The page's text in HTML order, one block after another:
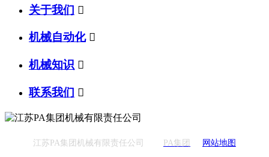
关于我们 
机械自动化 
机械知识 
联系我们 
江苏PA集团机械有限责任公司 PA集团 网站地图